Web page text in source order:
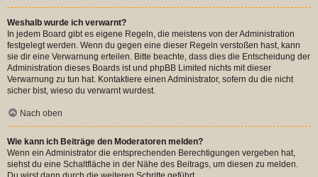
Weshalb wurde ich verwarnt?
In jedem Board gibt es eigene Regeln, die meistens von der Administration
festgelegt werden. Wenn du gegen eine dieser Regeln verstoßen hast, kann
sie dir eine Verwarnung erteilen. Bitte beachte, dass dies die Entscheidung der
Administration dieses Boards ist und phpBB Limited nichts mit dieser
Verwarnung zu tun hat. Kontaktiere einen Administrator, sofern du die nicht
sicher bist, wieso du verwarnt wurdest.
Nach oben
Wie kann ich Beiträge den Moderatoren melden?
Wenn ein Administrator die entsprechenden Berechtigungen vergeben hat,
siehst du eine Schaltfläche in der Nähe des Beitrags, um diesen zu melden.